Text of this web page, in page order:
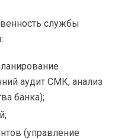
службы
аудит СМК, анализ
банка);
(управление